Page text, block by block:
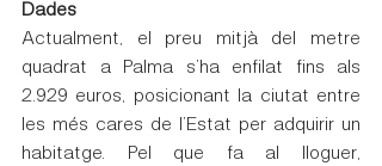
Dades
Actualment, el preu mitjà del metre
quadrat a Palma s’ha enfilat fins als
2.929 euros, posicionant la ciutat entre
les més cares de l’Estat per adquirir un
habitatge. Pel que fa al lloguer,